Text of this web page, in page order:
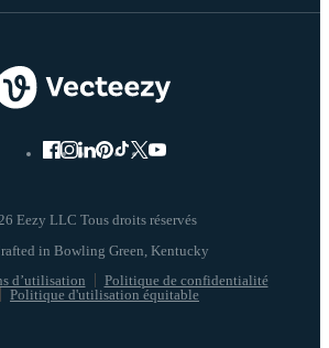
Eezy LLC Tous droits réservés
d’utilisation
Politique de confidentialité
Politique d'utilisation équitable